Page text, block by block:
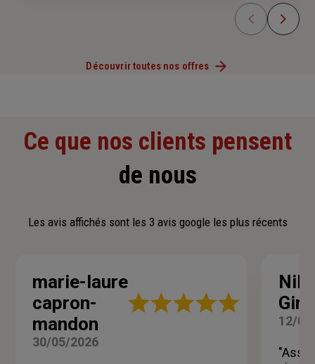
Découvrir toutes nos offres
Ce que nos clients pensent
de nous
Les avis affichés sont les 3 avis google les plus récents
marie-laure
capron-
mandon
Note
30/05/2026
12/